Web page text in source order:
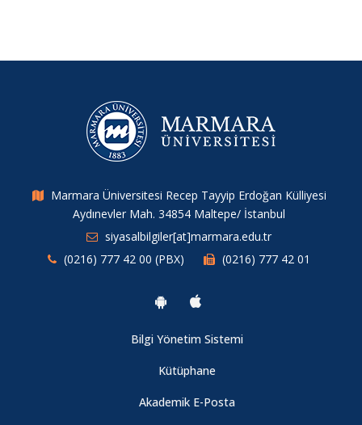
Marmara Üniversitesi Recep Tayyip Erdoğan Külliyesi
Aydınevler Mah. 34854 Maltepe/ İstanbul
siyasalbilgiler[at]marmara.edu.tr
(0216) 777 42 00 (PBX)
(0216) 777 42 01
Bilgi Yönetim Sistemi
Kütüphane
Akademik E-Posta